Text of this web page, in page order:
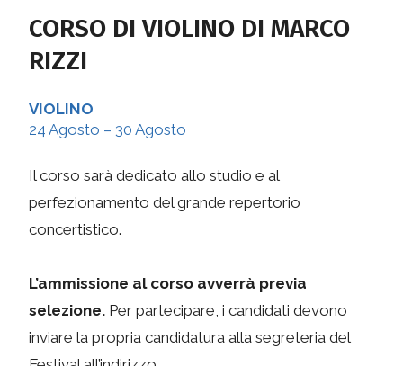
CORSO DI VIOLINO DI MARCO
RIZZI
VIOLINO
24 Agosto – 30 Agosto
Il corso sarà dedicato allo studio e al
perfezionamento del grande repertorio
concertistico.
L’ammissione al corso avverrà previa
selezione. Per partecipare, i candidati devono
inviare la propria candidatura alla segreteria del